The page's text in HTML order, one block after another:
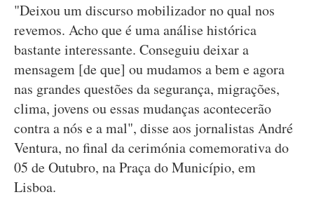
"Deixou um discurso mobilizador no qual nos
revemos. Acho que é uma análise histórica
bastante interessante. Conseguiu deixar a
mensagem [de que] ou mudamos a bem e agora
nas grandes questões da segurança, migrações,
clima, jovens ou essas mudanças acontecerão
contra a nós e a mal", disse aos jornalistas André
Ventura, no final da cerimónia comemorativa do
05 de Outubro, na Praça do Município, em
Lisboa.